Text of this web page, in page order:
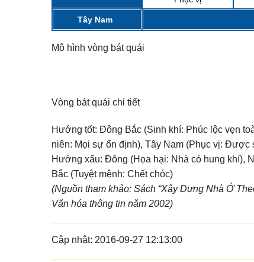
Tây Nam
Mô hình vòng bát quái
Vòng bát quái chi tiết
Hướng tốt: Đông Bắc (Sinh khí: Phúc lộc vẹn
niên: Mọi sự ổn định), Tây Nam (Phục vị: Được
Hướng xấu: Đông (Họa hại: Nhà có hung khí),
Bắc (Tuyệt mệnh: Chết chóc)
(Nguồn tham khảo: Sách “Xây Dựng Nhà Ở
Văn hóa thông tin năm 2002)
Cập nhật: 2016-09-27 12:13:00
MẠI...